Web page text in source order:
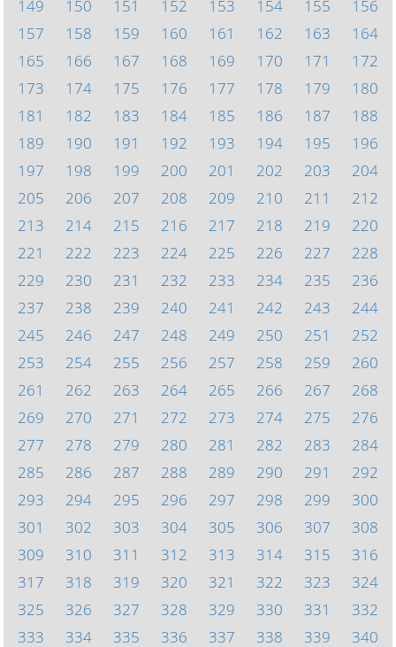
149
150 151 152 153 154 155
156
157
158 159 160 161 162 163
164
165
166 167 168 169 170 171
172
173
174 175 176 177 178 179
180
181
182 183 184 185 186 187
188
189
190 191 192 193 194 195
196
197
198 199 200 201 202 203
204
205
206 207 208 209 210 211
212
213
214 215 216 217 218 219
220
221
222 223 224 225 226 227
228
229
230 231 232 233 234 235
236
237
238 239 240 241 242 243
244
245
246 247 248 249 250 251
252
253
254 255 256 257 258 259
260
261
262 263 264 265 266 267
268
269
270 271 272 273 274 275
276
277
278 279 280 281 282 283
284
285
286 287 288 289 290 291
292
293
294 295 296 297 298 299
300
301
302 303 304 305 306 307
308
309
310 311 312 313 314 315
316
317
318 319 320 321 322 323
324
325
326 327 328 329 330 331
332
333
334 335 336 337 338 339 340